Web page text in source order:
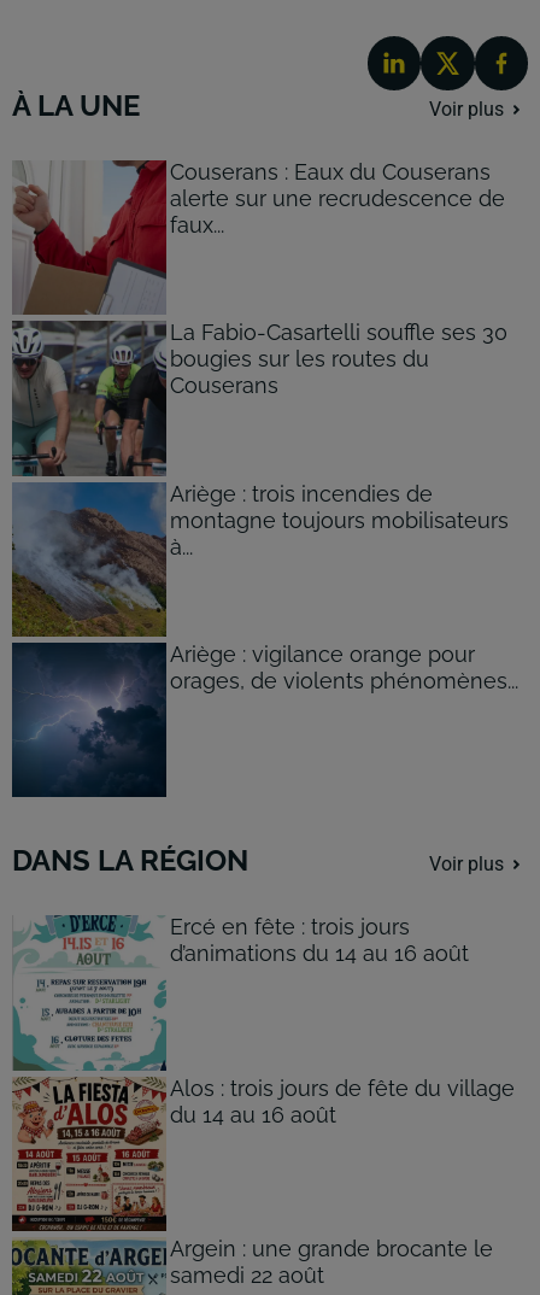
À LA UNE Voir plus
Couserans : Eaux du Couserans
alerte sur une recrudescence de
faux...
La Fabio-Casartelli souffle ses 30
bougies sur les routes du
Couserans
Ariège : trois incendies de
montagne toujours mobilisateurs
à...
Ariège : vigilance orange pour
orages, de violents phénomènes...
DANS LA RÉGION Voir plus
Ercé en fête : trois jours
d’animations du 14 au 16 août
Alos : trois jours de fête du village
du 14 au 16 août
Argein : une grande brocante le
samedi 22 août